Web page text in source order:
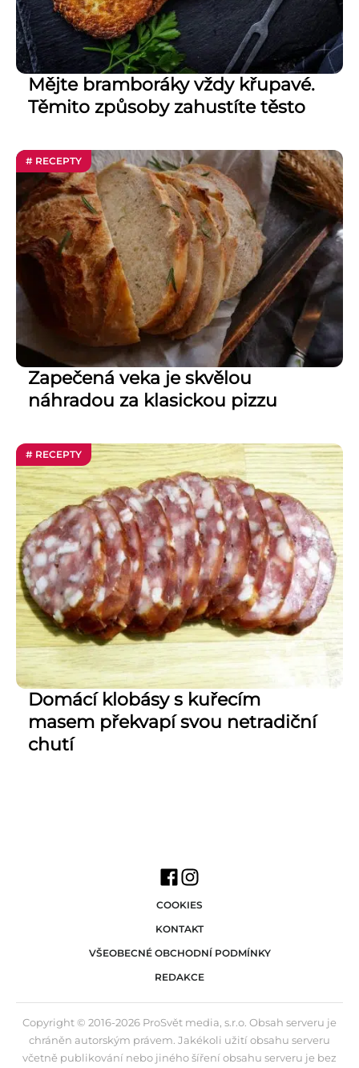
Mějte bramboráky vždy křupavé.
Těmito způsoby zahustíte těsto
# RECEPTY
Zapečená veka je skvělou
náhradou za klasickou pizzu
# RECEPTY
Domácí klobásy s kuřecím
masem překvapí svou netradiční
chutí
COOKIES
KONTAKT
VŠEOBECNÉ OBCHODNÍ PODMÍNKY
REDAKCE
Copyright © 2016-2026 ProSvět media, s.r.o. Obsah serveru je
chráněn autorským právem. Jakékoli užití obsahu serveru
včetně publikování nebo jiného šíření obsahu serveru je bez